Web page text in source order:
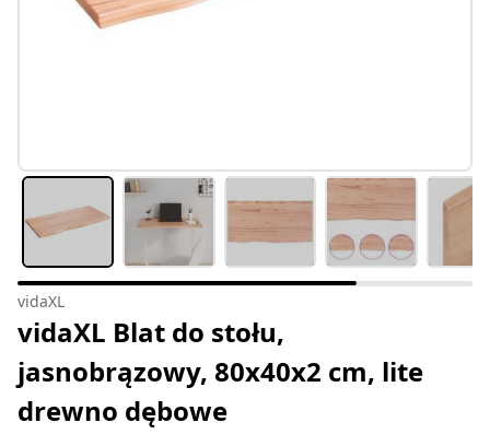
vidaXL
vidaXL Blat do stołu,
jasnobrązowy, 80x40x2 cm, lite
drewno dębowe